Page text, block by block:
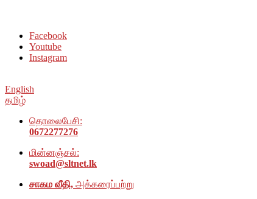
Facebook
Youtube
Instagram
English
தமிழ்
தொலைபேசி:
0672277276
மின்னஞ்சல்:
swoad@sltnet.lk
சாகம வீதி, அக்கரைப்பற்று